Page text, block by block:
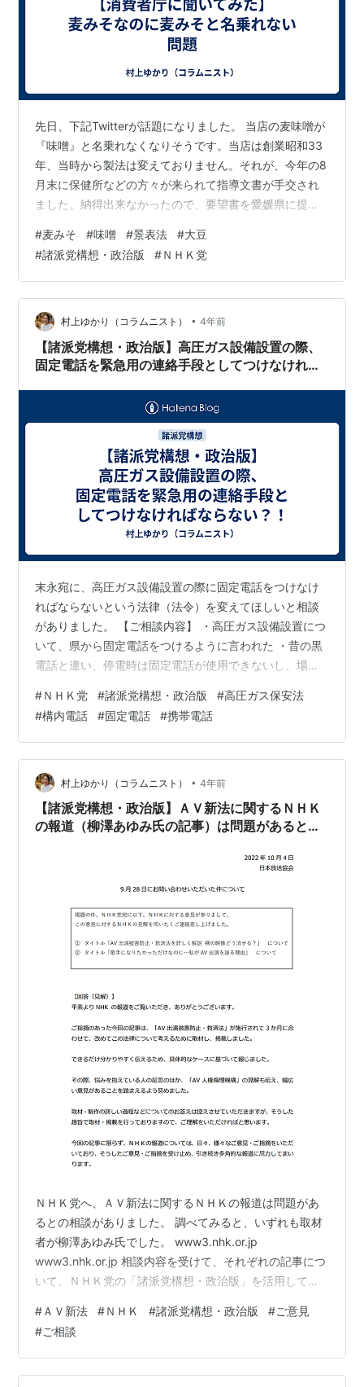
先日、下記Twitterが話題になりました。 当店の麦味噌が
『味噌』と名乗れなくなりそうです。当店は創業昭和33
年、当時から製法は変えておりません。それが、今年の8
月末に保健所などの方々が来られて指導文書が手交され
ました。納得出来なかったので、要望書を愛媛県に提出
す。 pic.twitter.com/I5wgcaeQdO — 井伊商店
(@uwajima_iimiso) 2022年10月26日 この問題は大きく取
り上げられました。 www.yomiuri.co.jp 国民民主党の玉
木代表もツイートされています。 井伊様、要望書を拝見
しました。大…
#麦みそ #味噌 #景表法 #大豆
#諸派党構想・政治版 #ＮＨＫ党
村上ゆかり（コラムニスト） • 4年前
【諸派党構想・政治版】高圧ガス設備設置の際、
固定電話を緊急用の連絡手段としてつけなければ
末永宛に、高圧ガス設備設置の際に固定電話をつけなけ
ればならないという法律（法令）を変えてほしいと相談
がありました。 【ご相談内容】 ・高圧ガス設備設置につ
いて、県から固定電話をつけるように言われた ・昔の黒
電話と違い、停電時は固定電話が使用できないし、場外
ルなどもある中で緊急時の連絡手法として、電話の目の
前にいないとうt買えない固定電話は馴染まないのでは こ
れを受けて、まず参議院調査室へ問い合わせてみまし
た。 その回答が下記です。 【一般高圧ガス保安規則】
高圧ガス製造等については、都道府県知事の許可事務
（一部は政令指定都市に委譲）となってお…
#ＮＨＫ党 #諸派党構想・政治版 #高圧ガス保安法
#構内電話 #固定電話 #携帯電話
村上ゆかり（コラムニスト） • 4年前
【諸派党構想・政治版】ＡＶ新法に関するＮＨＫ
の報道（柳澤あゆみ氏の記事）は問題があるとの
ＮＨＫ党へ、ＡＶ新法に関するＮＨＫの報道は問題があ
るとの相談がありました。 調べてみると、いずれも取材
者が柳澤あゆみ氏でした。 www3.nhk.or.jp
www3.nhk.or.jp 相談内容を受けて、それぞれの記事につ
いて、ＮＨＫ党の「諸派党構想・政治版」を活用してＮ
容】 以下についてＮＨＫの見解をお聞かせください。 １
「AV出演被害防止・救済法を詳しく解説 裸の映像どう消
せる？」 について ネットに拡散する性的動画AV、リベン
ジ、パパ活… →性的動画AVと明らかな犯罪であるリベン
#ＡＶ新法 #ＮＨＫ #諸派党構想・政治版 #ご意見
#ご相談